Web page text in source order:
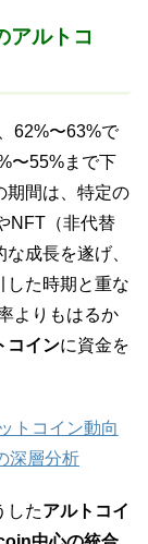
アルトコ
62%〜63%で
〜55%まで下
期間は、特定の
NFT（非代替
成長を遂げ、
した時期と重な
よりもはるか
コインに資金を
トコイン動向
深層分析
したアルトコイ